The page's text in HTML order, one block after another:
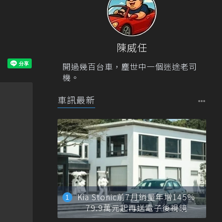
陳威任
開過幾百台車，塵世中一個迷途老司
機。
車訊最新
Kia Stonic前7月銷量年增145%
79.9萬元起再送電子後視鏡